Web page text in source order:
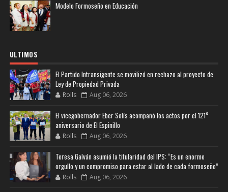
Modelo Formoseño en Educación
ULTIMOS
El Partido Intransigente se movilizó en rechazo al proyecto de
Ley de Propiedad Privada
Rolls Aug 06, 2026
El vicegobernador Eber Solís acompañó los actos por el 121°
aniversario de El Espinillo
Rolls Aug 06, 2026
Teresa Galván asumió la titularidad del IPS: “Es un enorme
orgullo y un compromiso para estar al lado de cada formoseño”
Rolls Aug 06, 2026